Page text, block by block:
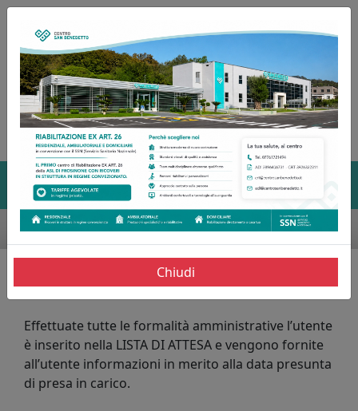
07761721494
ADI 3896406731 - CRT 3926322311
crt@centrosanbenedetto.it adi@centrosanbenedetto.it
Menù Principale
LISTA D'ATTESA
Effettuate tutte le formalità amministrative l’utente
è inserito nella LISTA DI ATTESA e vengono fornite
all’utente informazioni in merito alla data presunta
di presa in carico.
Chiudi